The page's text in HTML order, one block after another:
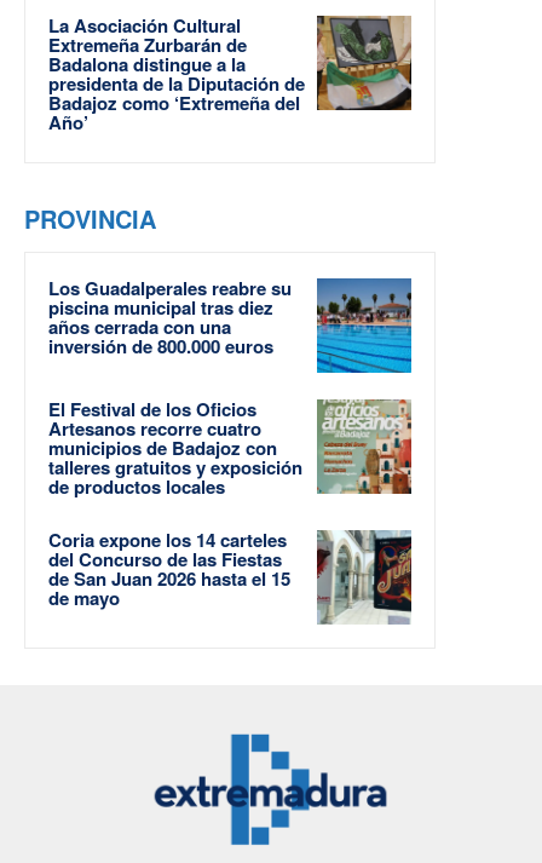
La Asociación Cultural
Extremeña Zurbarán de
Badalona distingue a la
presidenta de la Diputación de
Badajoz como ‘Extremeña del
Año’
PROVINCIA
Los Guadalperales reabre su
piscina municipal tras diez
años cerrada con una
inversión de 800.000 euros
El Festival de los Oficios
Artesanos recorre cuatro
municipios de Badajoz con
talleres gratuitos y exposición
de productos locales
Coria expone los 14 carteles
del Concurso de las Fiestas
de San Juan 2026 hasta el 15
de mayo